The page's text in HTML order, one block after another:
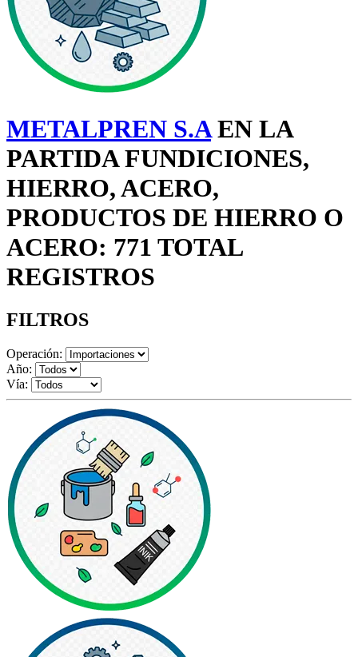
METALPREN S.AEN LA
PARTIDA FUNDICIONES,
HIERRO, ACERO,
PRODUCTOS DE HIERRO O
ACERO: 771 TOTAL
REGISTROS
FILTROS
Operación:
Año:
Vía: